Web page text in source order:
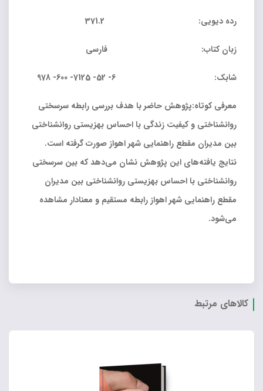
رده دیویی: 371.2
زبان کتاب: فارسی
شابک: 6- 52- 7125- 600- 978
معرفی کوتاه:پژوهش حاضر با هدف بررسی رابطه سرسختی
روانشناختی و کیفیت زندگی با احساس بهزیستی روانشناختی
بین مدیران مقطع راهنمایی شهر اهواز صورت گرفته است.
نتایج یافته‌های این پژوهش نشان می‌دهد که بین سرسختی
روانشناختی با احساس بهزیستی روانشناختی بین مدیران
مقطع راهنمایی شهر اهواز رابطه مستقیم و معنادار مشاهده
می‌شود.
کالاهای مرتبط